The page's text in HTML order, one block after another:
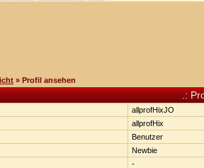
» Profil ansehen
.:
allprofHixJO
allprofHix
Benutzer
Newbie
-